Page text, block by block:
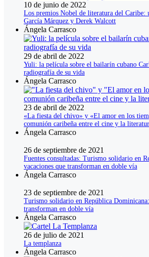
10 de junio de 2022
Los premios Nobel de literatura del Caribe:
García Márquez y Derek Walcott
Ángela Carrasco
29 de abril de 2022
Yuli: la película sobre el bailarín cubano
radiografía de su vida
Ángela Carrasco
23 de abril de 2022
«La fiesta del chivo» y «El amor en los
comunión caribeña entre el cine y la
Ángela Carrasco
26 de septiembre de 2021
Fuentes consultadas: Turismo solidario en
vacaciones que transforman en doble vía
Ángela Carrasco
23 de septiembre de 2021
Turismo solidario en República
transforman en doble vía
Ángela Carrasco
26 de julio de 2021
La templanza
Ángela Carrasco